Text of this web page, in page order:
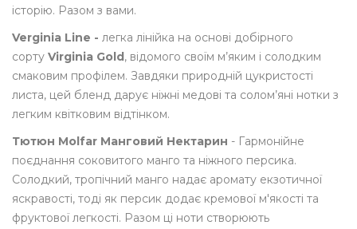
історію. Разом з вами.
Verginia Line - легка лінійка на основі добірного
сорту Virginia Gold , відомого своїм м’яким і солодким
смаковим профілем. Завдяки природній цукристості
листа, цей бленд дарує ніжні медові та солом’яні нотки з
легким квітковим відтінком.
Тютюн Molfar Манговий Нектарин - Гармонійне
поєднання соковитого манго та ніжного персика.
Солодкий, тропічний манго надає аромату екзотичної
яскравості, тоді як персик додає кремової м'якості та
фруктової легкості. Разом ці ноти створюють